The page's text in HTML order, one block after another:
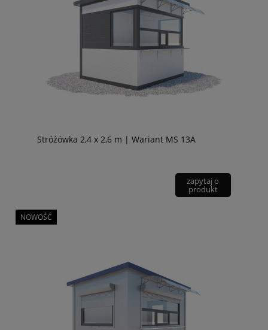
Stróżówka 2,4 x 2,6 m | Wariant MS 13A
zapytaj o
produkt
NOWOŚĆ